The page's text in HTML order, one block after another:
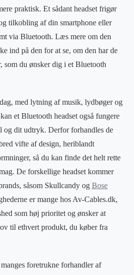
praktisk. Et sådant headset frigør
tilkobling af din smartphone eller
via Bluetooth. Læs mere om den
ind på den for at se, om den har de
som du ønsker dig i et Bluetooth
med lytning af musik, lydbøger og
et Bluetooth headset også fungere
og dit udtryk. Derfor forhandles de
vifte af design, heriblandt
så du kan finde det helt rette
De forskellige headset kommer
såsom Skullcandy og Bose
er mange hos Av-Cables.dk,
som høj prioritet og ønsker at
til ethvert produkt, du køber fra
foretrukne forhandler af